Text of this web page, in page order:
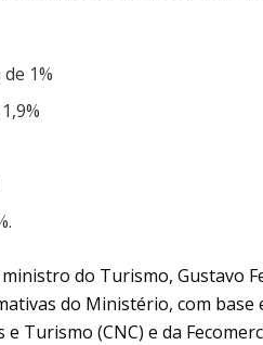
1%
do Turismo, Gustavo
do Ministério, com base
Turismo (CNC) e da